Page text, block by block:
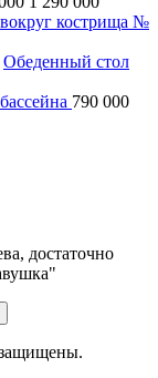
кострища №
Обеденный стол
790 000
достаточно